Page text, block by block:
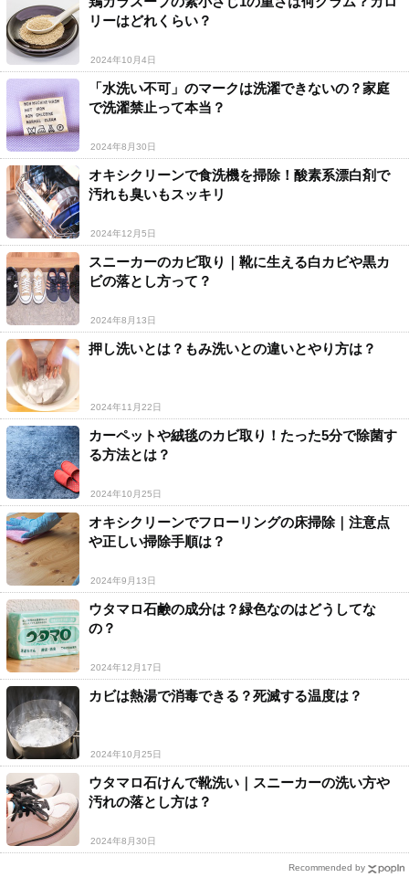
リーはどれくらい？
2024年10月4日
「水洗い不可」のマークは洗濯できないの？家庭
で洗濯禁止って本当？
2024年8月30日
オキシクリーンで食洗機を掃除！酸素系漂白剤で
汚れも臭いもスッキリ
2024年12月5日
スニーカーのカビ取り｜靴に生える白カビや黒カ
ビの落とし方って？
2024年8月13日
押し洗いとは？もみ洗いとの違いとやり方は？
2024年11月22日
カーペットや絨毯のカビ取り！たった5分で除菌す
る方法とは？
2024年10月25日
オキシクリーンでフローリングの床掃除｜注意点
や正しい掃除手順は？
2024年9月13日
ウタマロ石鹸の成分は？緑色なのはどうしてな
の？
2024年12月17日
カビは熱湯で消毒できる？死滅する温度は？
2024年10月25日
ウタマロ石けんで靴洗い｜スニーカーの洗い方や
汚れの落とし方は？
2024年8月30日
Recommended by